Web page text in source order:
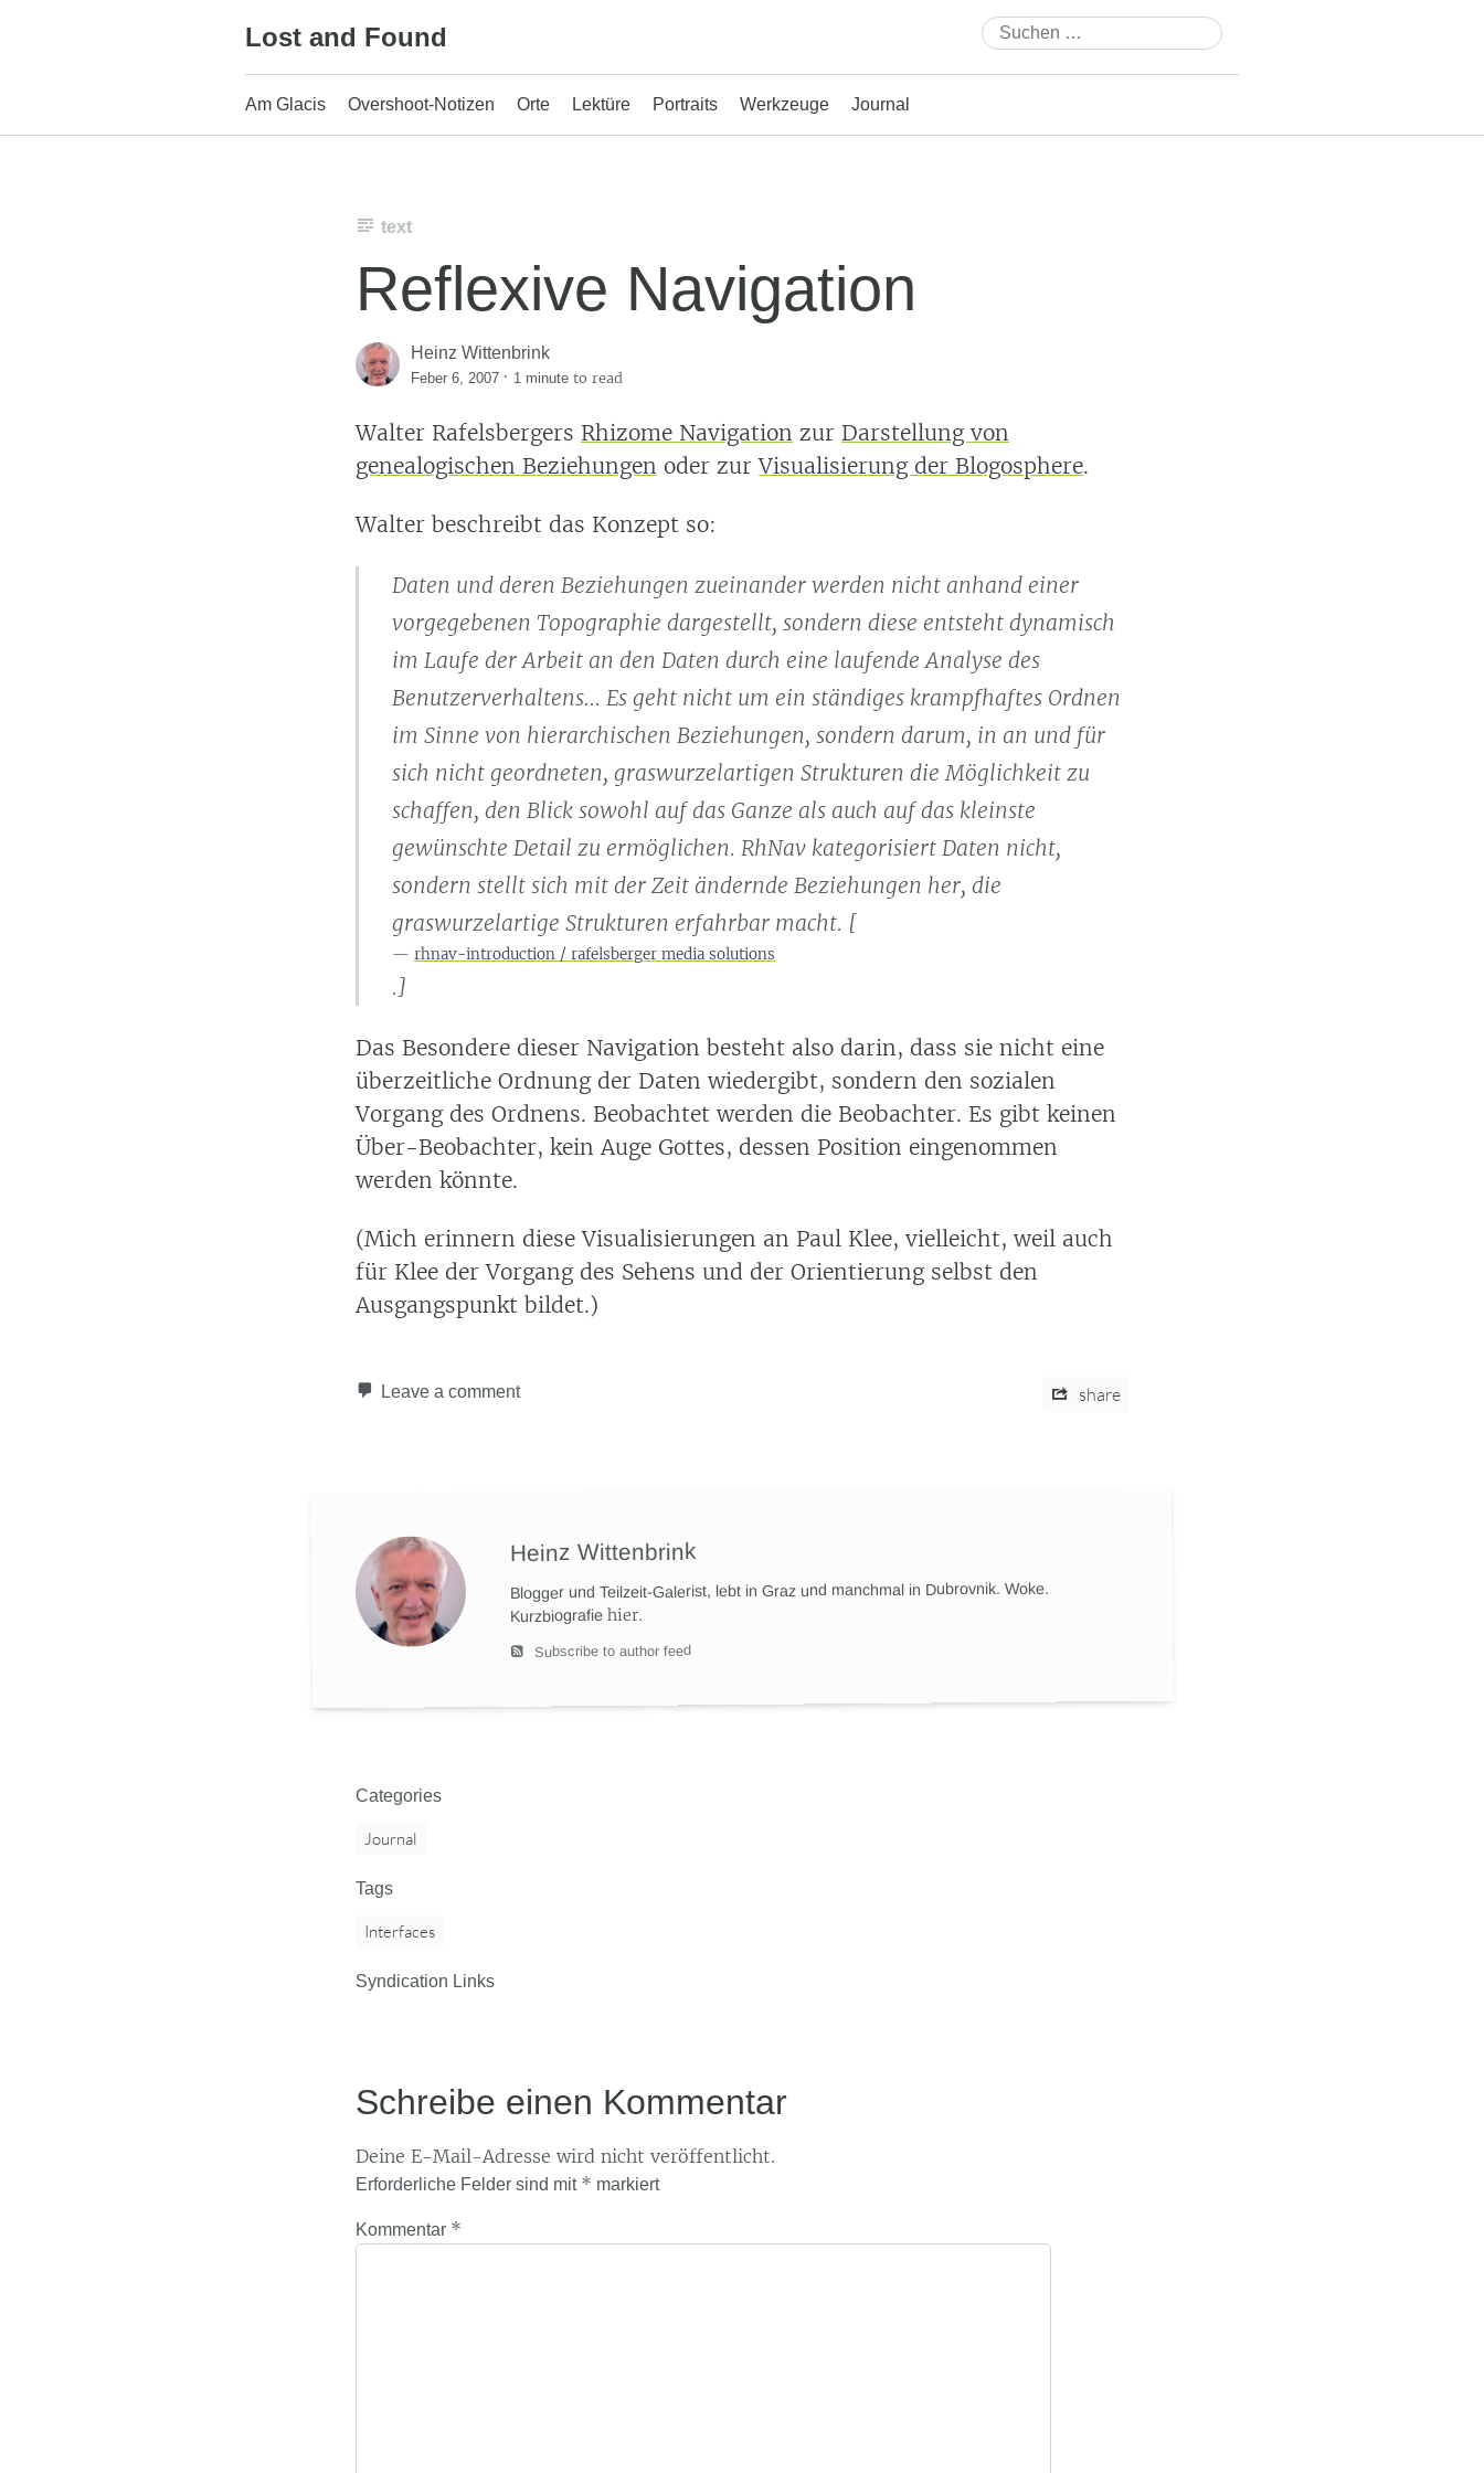
Lost and Found
Suchen
nach:
Am Glacis Overshoot-Notizen Orte Lektüre Portraits Werkzeuge Journal
text
Reflexive Navigation
Heinz Wittenbrink
Feber 6, 2007 · 1 minute to read
Walter Rafelsbergers Rhizome Navigation zur Darstellung von
genealogischen Beziehungen oder zurVisualisierung der Blogosphere.
Walter beschreibt das Konzept so:
Daten und deren Beziehungen zueinander werden nicht anhand einer
vorgegebenen Topographie dargestellt, sondern diese entsteht dynamisch
im Laufe der Arbeit an den Daten durch eine laufende Analyse des
Benutzerverhaltens… Es geht nicht um ein ständiges krampfhaftes Ordnen
im Sinne von hierarchischen Beziehungen, sondern darum, in an und für
sich nicht geordneten, graswurzelartigen Strukturen die Möglichkeit zu
schaffen, den Blick sowohl auf das Ganze als auch auf das kleinste
gewünschte Detail zu ermöglichen. RhNav kategorisiert Daten nicht,
sondern stellt sich mit der Zeit ändernde Beziehungen her, die
graswurzelartige Strukturen erfahrbar macht. [
rhnav-introduction / rafelsberger media solutions
.]
Das Besondere dieser Navigation besteht also darin, dass sie nicht eine
überzeitliche Ordnung der Daten wiedergibt, sondern den sozialen
Vorgang des Ordnens. Beobachtet werden die Beobachter. Es gibt keinen
Über-Beobachter, kein Auge Gottes, dessen Position eingenommen
werden könnte.
(Mich erinnern diese Visualisierungen an Paul Klee, vielleicht, weil auch
für Klee der Vorgang des Sehens und der Orientierung selbst den
Ausgangspunkt bildet.)
Leave a comment share
Heinz Wittenbrink
Blogger und Teilzeit-Galerist, lebt in Graz und manchmal in Dubrovnik. Woke.
Kurzbiografiehier.
Subscribe to author feed
Categories
Journal
Tags
Interfaces
Syndication Links
Schreibe einen Kommentar
Deine E-Mail-Adresse wird nicht veröffentlicht.
Erforderliche Felder sind mit * markiert
Kommentar *